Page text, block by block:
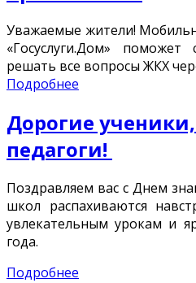
Уважаемые жители!
«Госуслуги.Дом» поможет
решать все вопросы ЖКХ
Подробнее
Дорогие
педагоги!
Поздравляем вас с Днем
школ распахиваются
увлекательным урокам и
года.
Подробнее